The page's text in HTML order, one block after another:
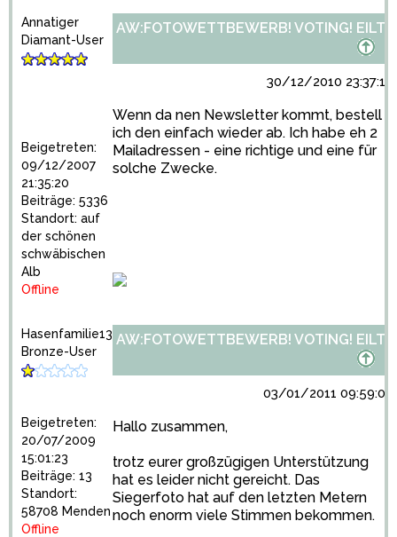
Annatiger
Diamant-User
Beigetreten:
09/12/2007
21:35:20
Beiträge: 5336
Standort: auf
der schönen
schwäbischen
Alb
Offline
AW:FOTOWETTBEWERB! VOTING! EILT!
30/12/2010 23:37:13
Wenn da nen Newsletter kommt, bestell
ich den einfach wieder ab. Ich habe eh 2
Mailadressen - eine richtige und eine für
solche Zwecke.
Hasenfamilie13
Bronze-User
Beigetreten:
20/07/2009
15:01:23
Beiträge: 13
Standort:
58708 Menden
Offline
AW:FOTOWETTBEWERB! VOTING! EILT!
03/01/2011 09:59:02
Hallo zusammen,
trotz eurer großzügigen Unterstützung
hat es leider nicht gereicht. Das
Siegerfoto hat auf den letzten Metern
noch enorm viele Stimmen bekommen.